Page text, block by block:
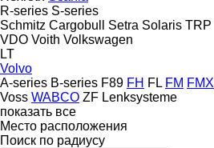
R-series S-series
Schmitz Cargobull
Setra Solaris TRP
VDO Voith Volkswagen
LT
Volvo
A-series B-series F89 FH FL FM FMX
Voss WABCO ZF Lenksysteme
показать все
Место расположения
Поиск по радиусу